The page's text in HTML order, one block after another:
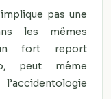
pas une
les mêmes
fort report
peut même